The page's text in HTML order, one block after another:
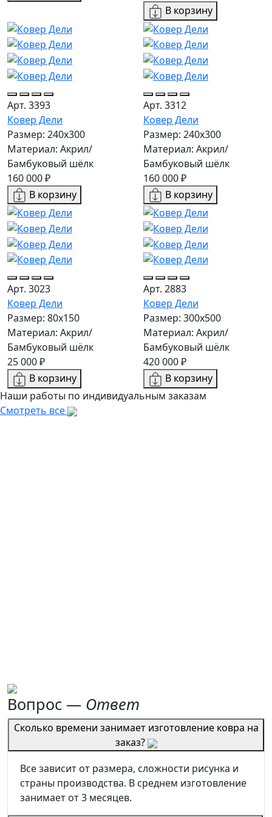
В корзину
Арт. 3393
Ковер Дели
Размер: 240х300
Материал: Акрил/
Бамбуковый шёлк
160 000 ₽
В корзину
Арт. 3312
Ковер Дели
Размер: 240х300
Материал: Акрил/
Бамбуковый шёлк
160 000 ₽
В корзину
Арт. 3023
Ковер Дели
Размер: 80x150
Материал: Акрил/
Бамбуковый шёлк
25 000 ₽
В корзину
Арт. 2883
Ковер Дели
Размер: 300х500
Материал: Акрил/
Бамбуковый шёлк
420 000 ₽
В корзину
Наши работы по индивидуальным заказам
Смотреть все
Вопрос — Ответ
Сколько времени занимает изготовление ковра на
заказ?
Все зависит от размера, сложности рисунка и
страны производства. В среднем изготовление
занимает от 3 месяцев.